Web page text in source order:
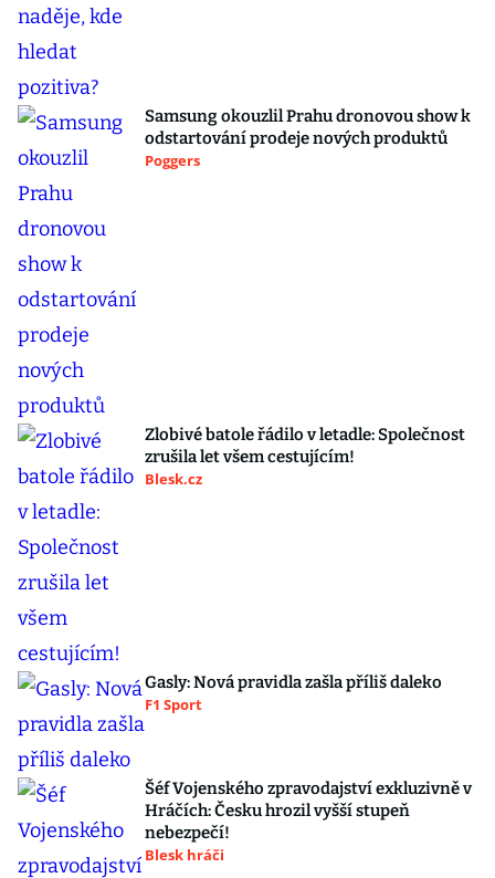
Samsung okouzlil Prahu dronovou show k
odstartování prodeje nových produktů
Poggers
Zlobivé batole řádilo v letadle: Společnost
zrušila let všem cestujícím!
Blesk.cz
Gasly: Nová pravidla zašla příliš daleko
F1 Sport
Šéf Vojenského zpravodajství exkluzivně v
Hráčích: Česku hrozil vyšší stupeň
nebezpečí!
Blesk hráči